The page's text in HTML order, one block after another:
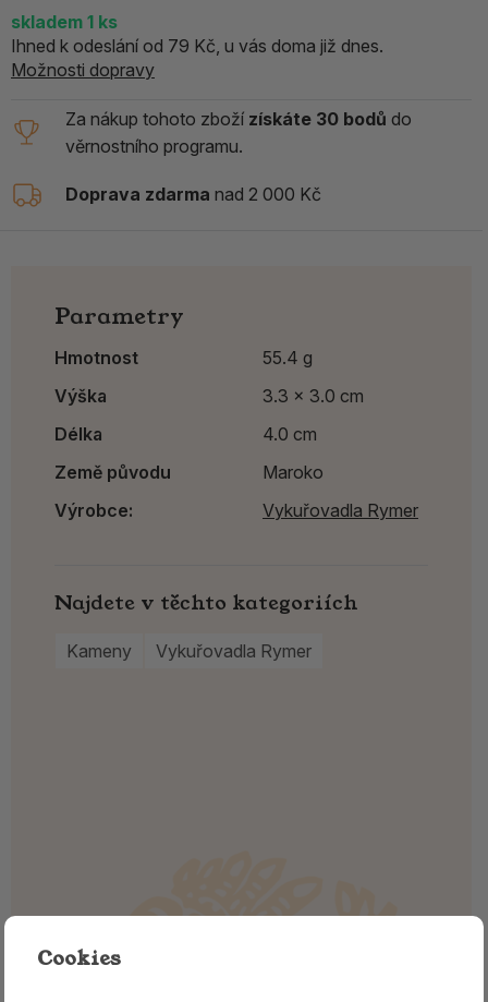
skladem 1 ks
Ihned k odeslání od 79 Kč, u vás doma již dnes.
Možnosti dopravy
Za nákup tohoto zboží získáte 30 bodů do
věrnostního programu.
Doprava zdarma nad 2 000 Kč
Parametry
Hmotnost
55.4 g
Výška
3.3 x 3.0 cm
Délka
4.0 cm
Země původu
Maroko
Výrobce:
Vykuřovadla Rymer
Najdete v těchto kategoriích
Kameny Vykuřovadla Rymer
Cookies